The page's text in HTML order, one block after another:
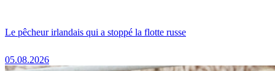
Le pêcheur irlandais qui a stoppé la flotte russe
05.08.2026